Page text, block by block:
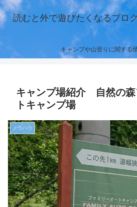
読むと外で遊びたくなるブロ
キャンプや山登りに関する
キャンプ場紹介 自然の森
トキャンプ場
ノウハウ